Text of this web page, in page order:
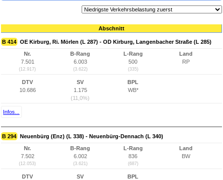
Abschnitt
B 414 OE Kirburg, Ri. Mörlen (L 287) - OD Kirburg, Langenbacher Straße (L 285)
Nr.
7.501
(12.917)
B-Rang
6.003
(3.622)
L-Rang
500
(335)
Land
RP
DTV
10.686
SV
1.175
(11,0%)
BPL
WB*
Infos...
B 294 Neuenbürg (Enz) (L 338) - Neuenbürg-Dennach (L 340)
Nr.
7.502
(12.053)
B-Rang
6.002
(3.621)
L-Rang
836
(687)
Land
BW
DTV
SV
BPL